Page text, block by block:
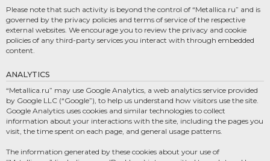
Please note that such activity is beyond the control of “Metallica.ru” and is
governed by the privacy policies and terms of service of the respective
external websites. We encourage you to review the privacy and cookie
policies of any third-party services you interact with through embedded
content.
ANALYTICS
“Metallica.ru” may use Google Analytics, a web analytics service provided
by Google LLC (“Google”), to help us understand how visitors use the site.
Google Analytics uses cookies and similar technologies to collect
information about your interactions with the site, including the pages you
visit, the time spent on each page, and general usage patterns.
The information generated by these cookies about your use of